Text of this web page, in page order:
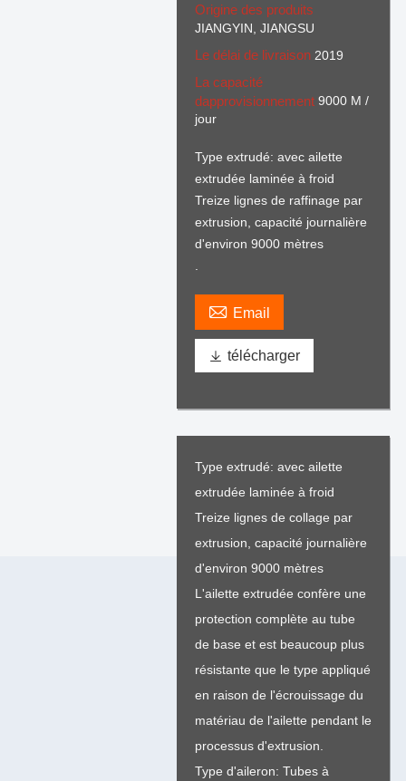
Origine des produits
JIANGYIN, JIANGSU
Le délai de livraison 2019
La capacité
dapprovisionnement9000 M /
jour
Type extrudé: avec ailette
extrudée laminée à froid
Treize lignes de raffinage par
extrusion, capacité journalière
d'environ 9000 mètres
 Email
 télécharger
Type extrudé: avec ailette
extrudée laminée à froid
Treize lignes de collage par
extrusion, capacité journalière
d'environ 9000 mètres
L'ailette extrudée confère une
protection complète au tube
de base et est beaucoup plus
résistante que le type appliqué
en raison de l'écrouissage du
matériau de l'ailette pendant le
processus d'extrusion.
Type d'aileron: Tubes à